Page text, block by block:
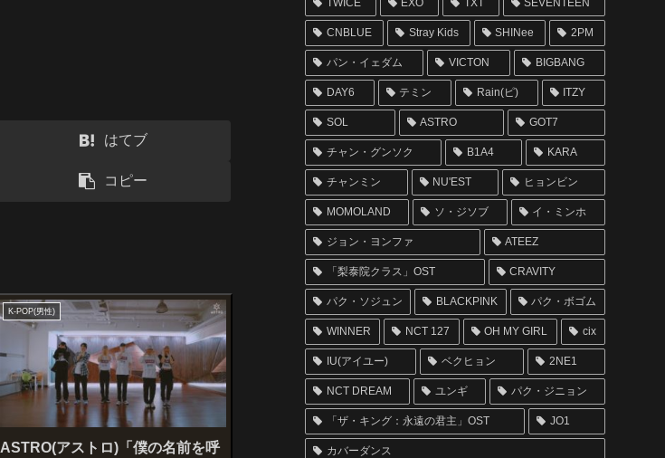
はてブ
コピー
K-POP(男性)
ASTRO(アストロ)「僕の名前を呼
CNBLUE Stray Kids SHINee 2PM
パン・イェダム VICTON BIGBANG
DAY6 テミン Rain(ピ) ITZY
SOL ASTRO GOT7
チャン・グンソク B1A4 KARA
チャンミン NU'EST ヒョンビン
MOMOLAND ソ・ジソブ イ・ミンホ
ジョン・ヨンファ ATEEZ
「梨泰院クラス」OST CRAVITY
パク・ソジュン BLACKPINK パク・ボゴム
WINNER NCT 127 OH MY GIRL cix
IU(アイユー) ベクヒョン 2NE1
NCT DREAM ユンギ パク・ジニョン
「ザ・キング：永遠の君主」OST JO1
カバーダンス